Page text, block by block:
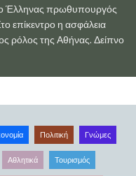
ο Έλληνας πρωθυπουργός
επίκεντρο η ασφάλεια
ρόλος της Αθήνας. Δείπνο
Πολιτική Γνώμες
Αθλητικά Τουρισμός